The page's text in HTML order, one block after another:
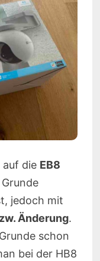
die EB8
jedoch mit
Änderung.
schon
bei der HB8